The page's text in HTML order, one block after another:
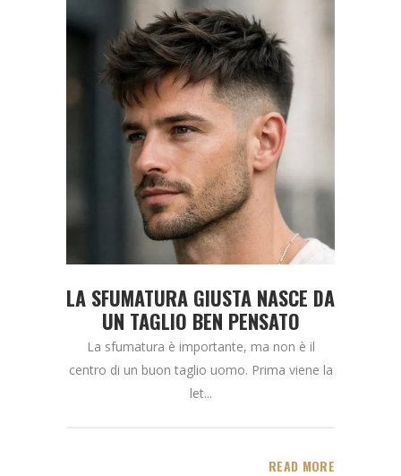
LA SFUMATURA GIUSTA NASCE DA
UN TAGLIO BEN PENSATO
La sfumatura è importante, ma non è il
centro di un buon taglio uomo. Prima viene la
let...
READ MORE